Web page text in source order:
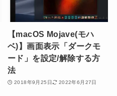
【macOS Mojave(モハ
ベ)】画面表示「ダークモ
ード」を設定/解除する方
法
2018年9月25日 2022年6月27日